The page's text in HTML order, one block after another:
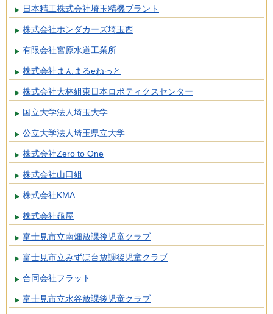
日本精工株式会社埼玉精機プラント
株式会社ホンダカーズ埼玉西
有限会社宮原水道工業所
株式会社まんまるeねっと
株式会社大林組東日本ロボティクスセンター
国立大学法人埼玉大学
公立大学法人埼玉県立大学
株式会社Zero to One
株式会社山口組
株式会社KMA
株式会社龜屋
富士見市立南畑放課後児童クラブ
富士見市立みずほ台放課後児童クラブ
合同会社フラット
富士見市立水谷放課後児童クラブ